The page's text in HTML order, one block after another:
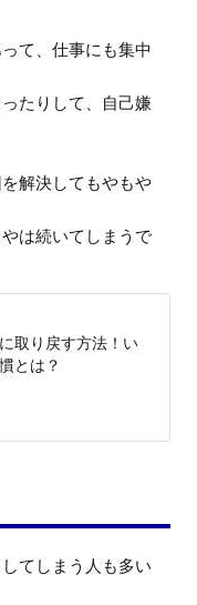
て、仕事にも集中
たりして、自己嫌
解決してもやもや
は続いてしまうで
取り戻す方法！い
とは？
てしまう人も多い